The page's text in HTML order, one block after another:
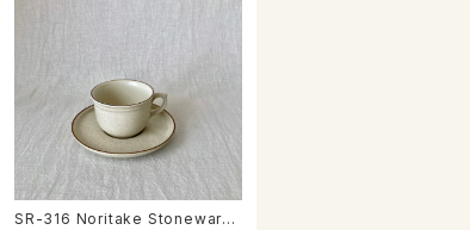
SR-316 Noritake Stoneware